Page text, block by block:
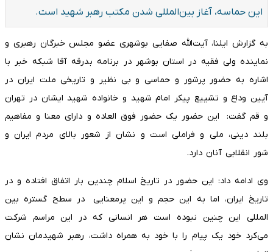
این حماسه، آغاز بین‌المللی شدن مکتب رهبر شهید است.
به گزارش ایلنا، آیت‌الله صفایی بوشهری عضو مجلس خبرگان رهبری و
نماینده ولی فقیه در استان بوشهر در برنامه بدرقه آقا شبکه خبر با
اشاره به حضور پرشور و حماسی و بی نظیر و تاریخی ملت ایران در
آیین وداع و تشییع پیکر امام شهید و خانواده شهید ایشان در تهران
و قم گفت: این حضور یک حضور فوق العاده و دارای معنا و مفاهیم
بلند دینی، ملی و فراملی است و نشان از شعور بالای مردم ایران و
شور انقلابی آنان دارد.
وی ادامه داد: این حضور در تاریخ اسلام چندین بار اتفاق افتاده و در
تاریخ ایران، اما به این حجم و این پرمعنایی در سطح گستره بین
المللی این چنین نبوده است هر انسانی که در این مراسم شرکت
می‌کرد خود یک پیام را با خود به همراه داشت، رهبر شهیدمان نشان